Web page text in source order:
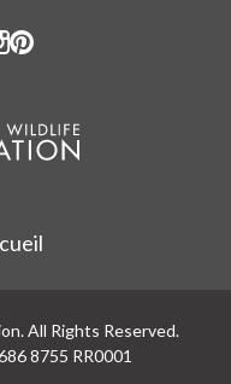
All Rights Reserved.
8755 RR0001